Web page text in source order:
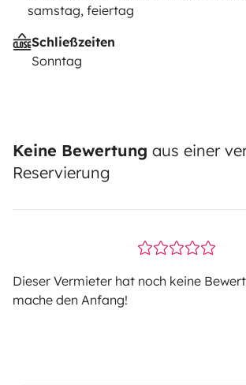
samstag, feiertag
Schließzeiten
Sonntag
Keine Bewertung aus einer
Reservierung
Dieser Vermieter hat noch keine
mache den Anfang!